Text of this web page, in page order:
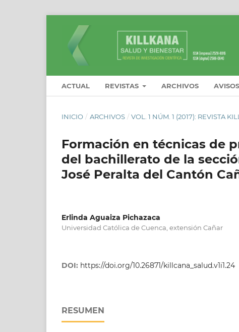
ACTUAL REVISTAS ARCHIVOS AVISOS
INICIO / ARCHIVOS / VOL. 1 NÚM. 1 (2017): REVISTA
Formación en técnicas de
del bachillerato de la
José Peralta del Cantón
Erlinda Aguaiza Pichazaca
Universidad Católica de Cuenca, extensión Cañar
DOI: https://doi.org/10.26871/killcana_salud.v1i1.24
RESUMEN